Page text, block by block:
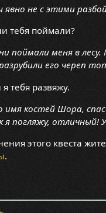
явно не с этими
тебя поймали?
поймали меня в
его череп
тебя развяжу.
имя костей Шора,
я погляжу, отличный!
этого квеста
.